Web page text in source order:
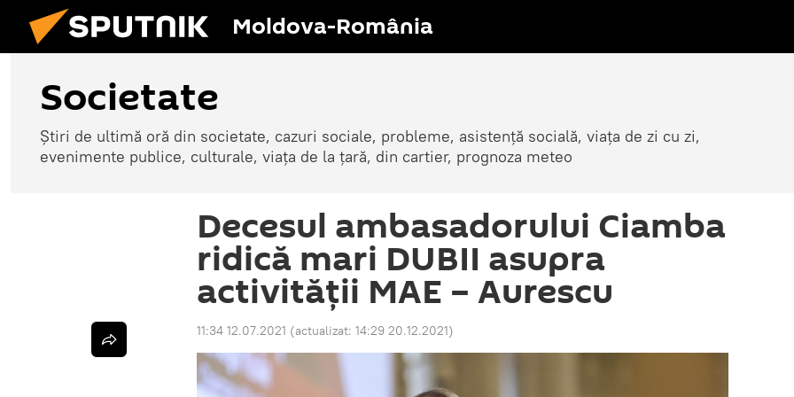
Moldova-România
Societate
Știri de ultimă oră din societate, cazuri sociale, probleme, asistență socială, viața de zi cu zi,
evenimente publice, culturale, viața de la țară, din cartier, prognoza meteo
Decesul ambasadorului Ciamba
ridică mari DUBII asupra
activității MAE – Aurescu
11:34 12.07.2021 (actualizat: 14:29 20.12.2021)